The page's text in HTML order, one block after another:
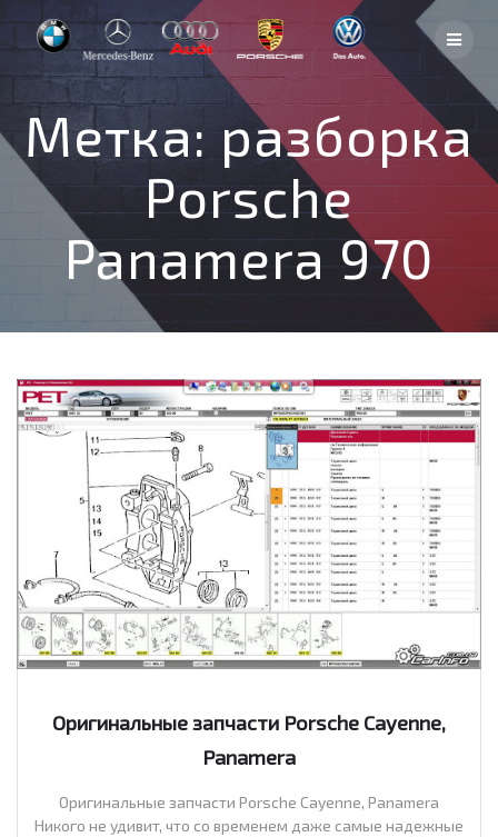
to
content
Метка: разборка
Porsche
Panamera 970
Оригинальные запчасти Porsche Cayenne,
Panamera
Оригинальные запчасти Porsche Cayenne, Panamera
Никого не удивит, что со временем даже самые надежные